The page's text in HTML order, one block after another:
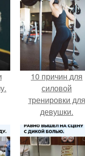
10 причин для
силовой
тренировки для
девушки.